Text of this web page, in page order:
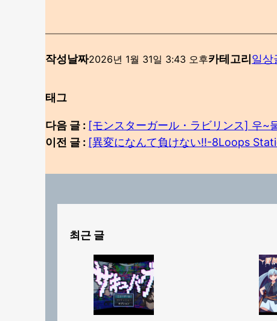
작성날짜2026년 1월 31일 3:43 오후카테고리 일상
태그
다음 글 : [モンスターガール・ラビリンス] 우~
이전 글 : [異変になんて負けない!!-8Loops
최근 글